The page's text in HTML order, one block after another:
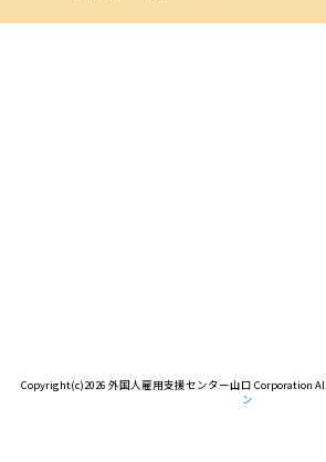
Copyright(c)2026 外国人雇用支援センター山口
ン